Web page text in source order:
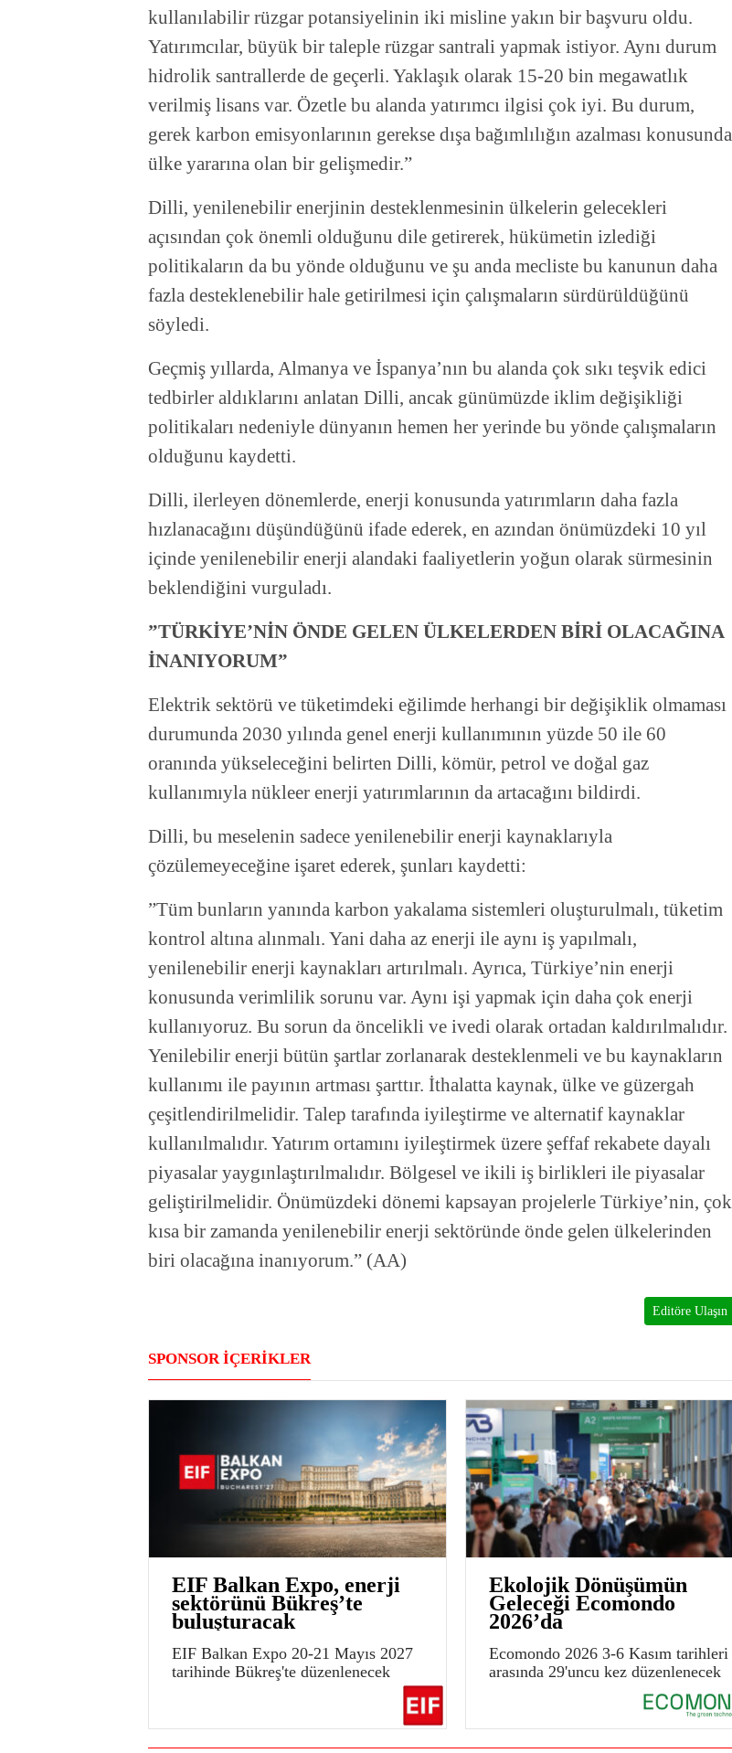
kullanılabilir rüzgar potansiyelinin iki misline yakın bir başvuru oldu.
Yatırımcılar, büyük bir taleple rüzgar santrali yapmak istiyor. Aynı durum
hidrolik santrallerde de geçerli. Yaklaşık olarak 15-20 bin megawatlık
verilmiş lisans var. Özetle bu alanda yatırımcı ilgisi çok iyi. Bu durum,
gerek karbon emisyonlarının gerekse dışa bağımlılığın azalması konusunda
ülke yararına olan bir gelişmedir.”
Dilli, yenilenebilir enerjinin desteklenmesinin ülkelerin gelecekleri
açısından çok önemli olduğunu dile getirerek, hükümetin izlediği
politikaların da bu yönde olduğunu ve şu anda mecliste bu kanunun daha
fazla desteklenebilir hale getirilmesi için çalışmaların sürdürüldüğünü
söyledi.
Geçmiş yıllarda, Almanya ve İspanya’nın bu alanda çok sıkı teşvik edici
tedbirler aldıklarını anlatan Dilli, ancak günümüzde iklim değişikliği
politikaları nedeniyle dünyanın hemen her yerinde bu yönde çalışmaların
olduğunu kaydetti.
Dilli, ilerleyen dönemlerde, enerji konusunda yatırımların daha fazla
hızlanacağını düşündüğünü ifade ederek, en azından önümüzdeki 10 yıl
içinde yenilenebilir enerji alandaki faaliyetlerin yoğun olarak sürmesinin
beklendiğini vurguladı.
”TÜRKİYE’NİN ÖNDE GELEN ÜLKELERDEN BİRİ OLACAĞINA
İNANIYORUM”
Elektrik sektörü ve tüketimdeki eğilimde herhangi bir değişiklik olmaması
durumunda 2030 yılında genel enerji kullanımının yüzde 50 ile 60
oranında yükseleceğini belirten Dilli, kömür, petrol ve doğal gaz
kullanımıyla nükleer enerji yatırımlarının da artacağını bildirdi.
Dilli, bu meselenin sadece yenilenebilir enerji kaynaklarıyla
çözülemeyeceğine işaret ederek, şunları kaydetti:
”Tüm bunların yanında karbon yakalama sistemleri oluşturulmalı, tüketim
kontrol altına alınmalı. Yani daha az enerji ile aynı iş yapılmalı,
yenilenebilir enerji kaynakları artırılmalı. Ayrıca, Türkiye’nin enerji
konusunda verimlilik sorunu var. Aynı işi yapmak için daha çok enerji
kullanıyoruz. Bu sorun da öncelikli ve ivedi olarak ortadan kaldırılmalıdır.
Yenilebilir enerji bütün şartlar zorlanarak desteklenmeli ve bu kaynakların
kullanımı ile payının artması şarttır. İthalatta kaynak, ülke ve güzergah
çeşitlendirilmelidir. Talep tarafında iyileştirme ve alternatif kaynaklar
kullanılmalıdır. Yatırım ortamını iyileştirmek üzere şeffaf rekabete dayalı
piyasalar yaygınlaştırılmalıdır. Bölgesel ve ikili iş birlikleri ile piyasalar
geliştirilmelidir. Önümüzdeki dönemi kapsayan projelerle Türkiye’nin, çok
kısa bir zamanda yenilenebilir enerji sektöründe önde gelen ülkelerinden
biri olacağına inanıyorum.” (AA)
Editöre Ulaşın
SPONSOR İÇERİKLER
EIF Balkan Expo, enerji
sektörünü Bükreş’te
buluşturacak
EIF Balkan Expo 20-21 Mayıs 2027
tarihinde Bükreş'te düzenlenecek
Ekolojik Dönüşümün
Geleceği Ecomondo
2026’da
Ecomondo 2026 3-6 Kasım tarihleri
arasında 29'uncu kez düzenlenecek